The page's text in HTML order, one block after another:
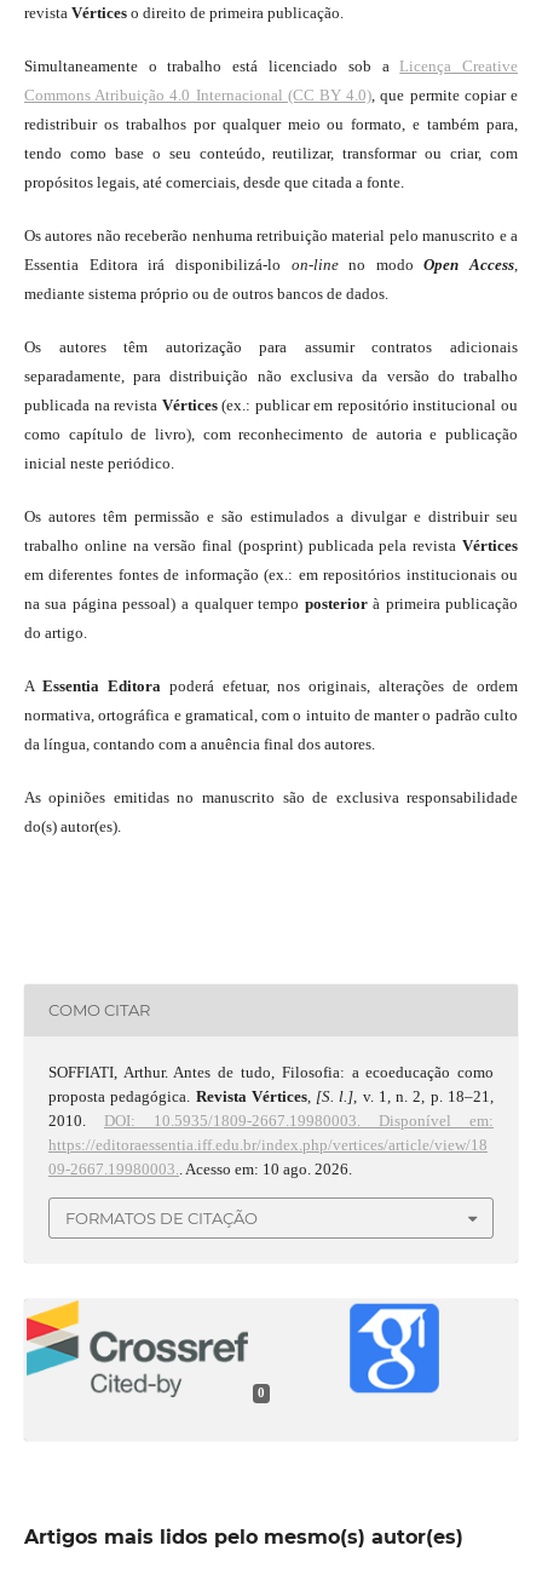
revista Vértices o direito de primeira publicação.
Simultaneamente o trabalho está licenciado sob a Licença Creative
Commons Atribuição 4.0 Internacional (CC BY 4.0) , que permite copiar e
redistribuir os trabalhos por qualquer meio ou formato, e também para,
tendo como base o seu conteúdo, reutilizar, transformar ou criar, com
propósitos legais, até comerciais, desde que citada a fonte.
Os autores não receberão nenhuma retribuição material pelo manuscrito e a
Essentia Editora irá disponibilizá-lo on-lineno modoOpen Access
mediante sistema próprio ou de outros bancos de dados.
Os autores têm autorização para assumir contratos adicionais
separadamente, para distribuição não exclusiva da versão do trabalho
publicada na revista Vértices(ex.: publicar em repositório institucional ou
como capítulo de livro), com reconhecimento de autoria e publicação
inicial neste periódico.
Os autores têm permissão e são estimulados a divulgar e distribuir seu
trabalho online na versão final (posprint) publicada pela revistaVértices
em diferentes fontes de informação (ex.: em repositórios institucionais ou
na sua página pessoal) a qualquer tempo posteriorà primeira publicação
do artigo.
A Essentia Editora poderá efetuar, nos originais, alterações de ordem
normativa, ortográfica e gramatical, com o intuito de manter o padrão culto
da língua, contando com a anuência final dos autores.
As opiniões emitidas no manuscrito são de exclusiva responsabilidade
do(s) autor(es).
COMO CITAR
SOFFIATI, Arthur. Antes de tudo, Filosofia: a ecoeducação como
proposta pedagógica. Revista Vértices, [S. l.] , v. 1, n. 2, p. 18–21,
2010. DOI: 10.5935/1809-2667.19980003.
Disponível em:
https://editoraessentia.iff.edu.br/index.php/vertices/article/view/18
09-2667.19980003.
. Acesso em: 10 ago. 2026.
FORMATOS DE CITAÇÃO
0
Artigos mais lidos pelo mesmo(s) autor(es)